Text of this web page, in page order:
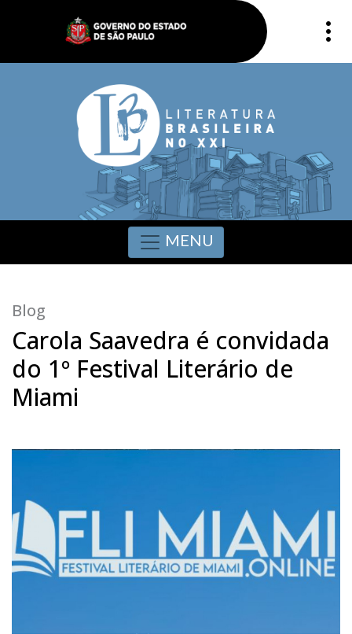
MENU
Blog
Carola Saavedra é convidada
do 1º Festival Literário de
Miami